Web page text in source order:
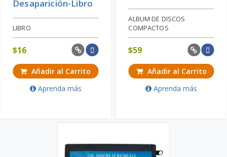
Desaparición-Libro
LIBRO
$16
Añadir al Carrito
Aprenda más
ALBUM DE DISCOS
COMPACTOS
$59
Añadir al Carrito
Aprenda más